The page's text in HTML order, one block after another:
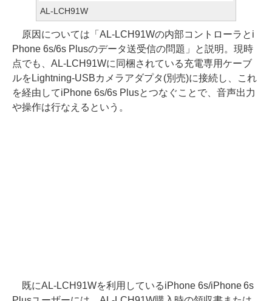
AL-LCH91W
原因については「AL-LCH91Wの内部コントローラとi
Phone 6s/6s Plusのデータ送受信の問題」と説明。現時
点でも、AL-LCH91Wに同梱されている充電専用ケーブ
ルをLightning-USBカメラアダプタ(別売)に接続し、これ
を経由してiPhone 6s/6s Plusとつなぐことで、音声出力
や操作は行なえるという。
既にAL-LCH91Wを利用しているiPhone 6s/iPhone 6s